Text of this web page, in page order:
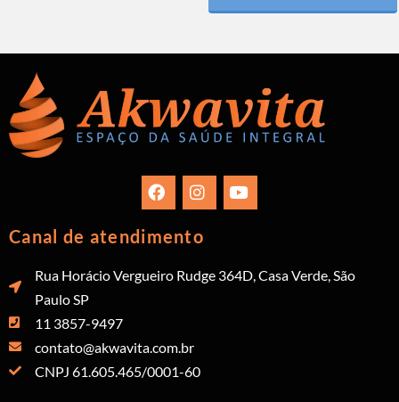
Canal de atendimento
Rua Horácio Vergueiro Rudge 364D, Casa Verde, São
Paulo SP
11 3857-9497
contato@akwavita.com.br
CNPJ 61.605.465/0001-60